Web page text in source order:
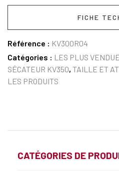
FICHE
Référence : KV300R04
Catégories : LES PLUS
SÉCATEUR KV350, TAILLE ET
LES PRODUITS
CATÉGORIES DE